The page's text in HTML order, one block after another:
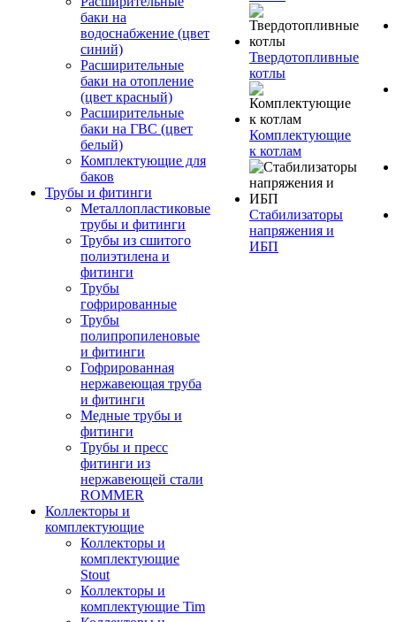
баки на
водоснабжение (цвет
синий)
Расширительные
баки на отопление
(цвет красный)
Расширительные
баки на ГВС (цвет
белый)
Комплектующие для
баков
Трубы и фитинги
Металлопластиковые
трубы и фитинги
Трубы из сшитого
полиэтилена и
фитинги
Трубы
гофрированные
Трубы
полипропиленовые
и фитинги
Гофрированная
нержавеющая труба
и фитинги
Медные трубы и
фитинги
Трубы и пресс
фитинги из
нержавеющей стали
ROMMER
Коллекторы и
комплектующие
Коллекторы и
комплектующие
Stout
Коллекторы и
комплектующие Tim
Твердотопливные
котлы
Комплектующие
к котлам
Стабилизаторы
напряжения и
ИБП